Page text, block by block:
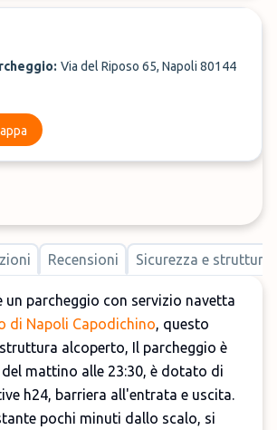
Via del Riposo 65, Napoli 80144
Recensioni Sicurezza e strutture
un parcheggio con servizio navetta
di Napoli Capodichino, questo
alcoperto, Il parcheggio è
mattino alle 23:30, è dotato di
h24, barriera all'entrata e uscita.
pochi minuti dallo scalo, si